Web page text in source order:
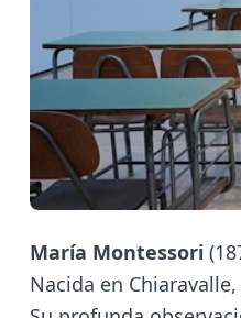
María Montessori
Nacida en